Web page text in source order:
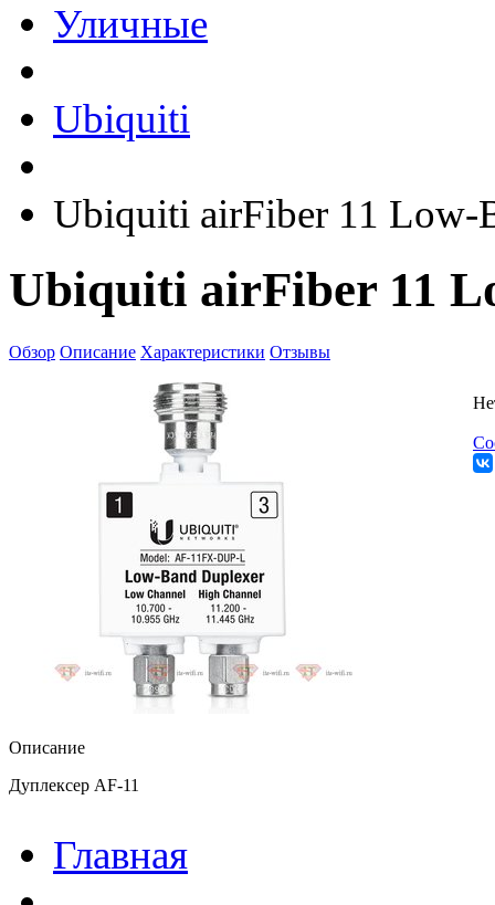
Уличные
Ubiquiti
Ubiquiti airFiber 11 Low-
Ubiquiti airFiber 11
Обзор Описание Характеристики Отзывы
Описание
Дуплексер AF-11
Главная